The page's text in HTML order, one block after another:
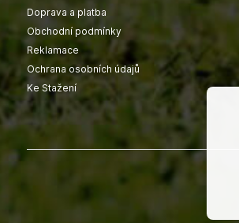
Doprava a platba
Obchodní podmínky
Reklamace
Ochrana osobních údajů
Ke Stažení